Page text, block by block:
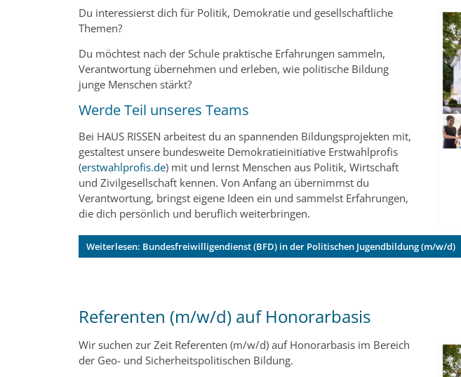
Du interessierst dich für Politik, Demokratie und gesellschaftliche
Themen?
Du möchtest nach der Schule praktische Erfahrungen sammeln,
Verantwortung übernehmen und erleben, wie politische Bildung
junge Menschen stärkt?
Werde Teil unseres Teams
Bei HAUS RISSEN arbeitest du an spannenden Bildungsprojekten mit,
gestaltest unsere bundesweite Demokratieinitiative Erstwahlprofis
(erstwahlprofis.de) mit und lernst Menschen aus Politik, Wirtschaft
und Zivilgesellschaft kennen. Von Anfang an übernimmst du
Verantwortung, bringst eigene Ideen ein und sammelst Erfahrungen,
die dich persönlich und beruflich weiterbringen.
Weiterlesen: Bundesfreiwilligendienst (BFD) in der Politischen Jugendbildung (m/w/d)
Referenten (m/w/d) auf Honorarbasis
Wir suchen zur Zeit Referenten (m/w/d) auf Honorarbasis im Bereich
der Geo- und Sicherheitspolitischen Bildung.